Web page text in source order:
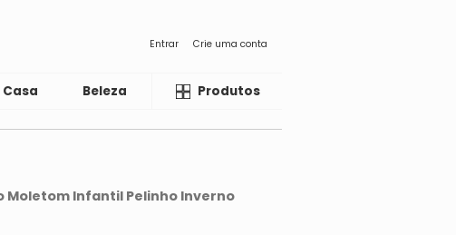
Entrar Crie uma conta
Casa Beleza LiquidaProdutos
Moletom Infantil Pelinho Inverno